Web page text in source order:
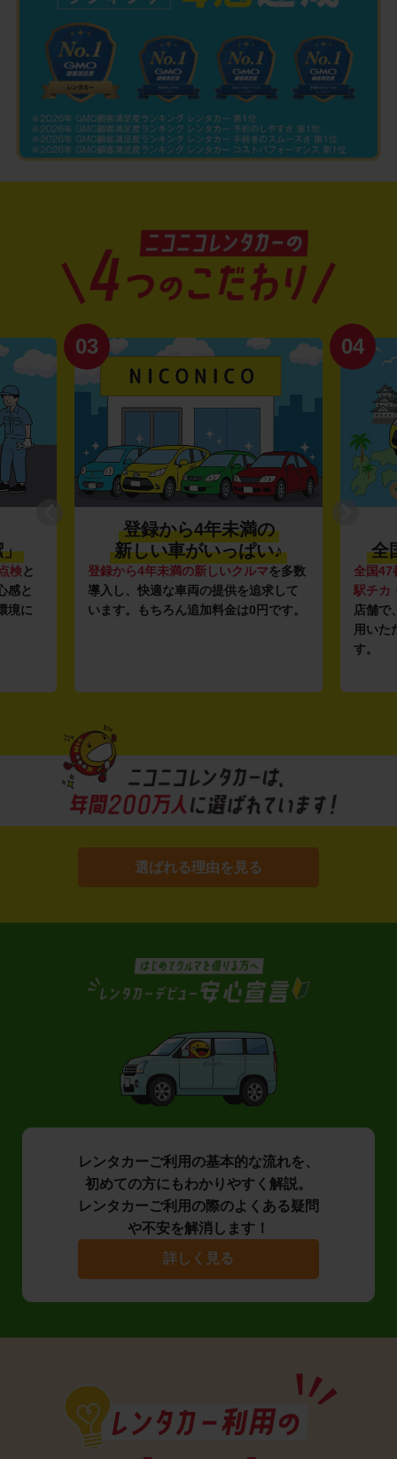
」
検と
感と
境に
03
登録から4年未満の
新しい車がいっぱい♪
登録から4年未満の新しいクルマを多数
導入し、快適な車両の提供を追求して
います。もちろん追加料金は0円です。
04
全
全国47
駅チカ
店舗で
用いた
す。
選ばれる理由を見る
レンタカーご利用の基本的な流れを、
初めての方にもわかりやすく解説。
レンタカーご利用の際のよくある疑問
や不安を解消します！
詳しく見る